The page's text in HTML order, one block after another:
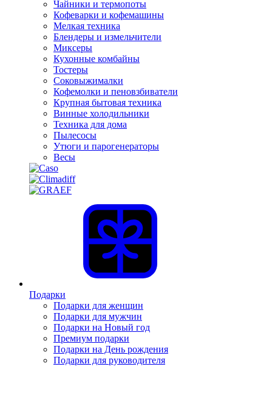
Чайники и термопоты
Кофеварки и кофемашины
Мелкая техника
Блендеры и измельчители
Миксеры
Кухонные комбайны
Тостеры
Соковыжималки
Кофемолки и пеновзбиватели
Крупная бытовая техника
Винные холодильники
Техника для дома
Пылесосы
Утюги и парогенераторы
Весы
Подарки
Подарки для женщин
Подарки для мужчин
Подарки на Новый год
Премиум подарки
Подарки на День рождения
Подарки для руководителя